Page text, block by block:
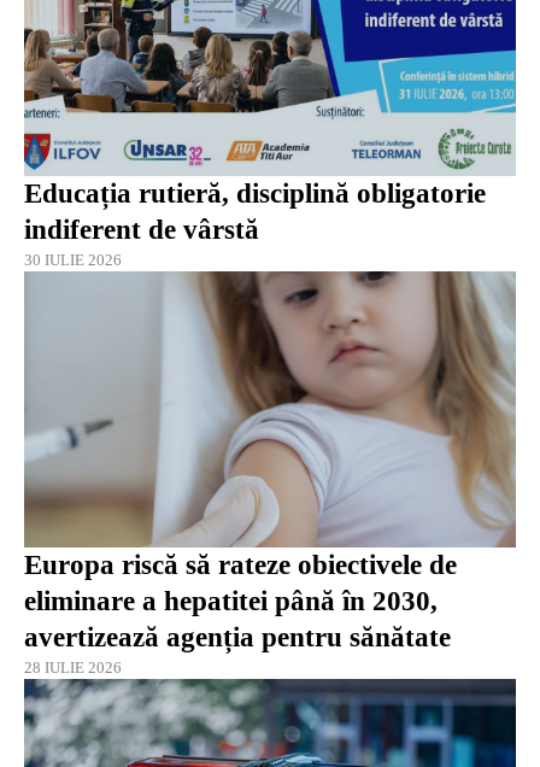
Educația rutieră, disciplină obligatorie
indiferent de vârstă
30 IULIE 2026
Europa riscă să rateze obiectivele de
eliminare a hepatitei până în 2030,
avertizează agenția pentru sănătate
28 IULIE 2026